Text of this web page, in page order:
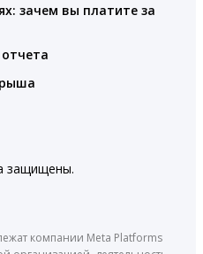
зачем вы платите за
защищены.
компании Meta Platforms